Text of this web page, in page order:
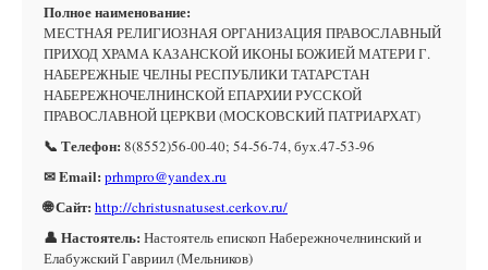
Полное наименование:
МЕСТНАЯ РЕЛИГИОЗНАЯ ОРГАНИЗАЦИЯ ПРАВОСЛАВНЫЙ
ПРИХОД ХРАМА КАЗАНСКОЙ ИКОНЫ БОЖИЕЙ МАТЕРИ Г.
НАБЕРЕЖНЫЕ ЧЕЛНЫ РЕСПУБЛИКИ ТАТАРСТАН
НАБЕРЕЖНОЧЕЛНИНСКОЙ ЕПАРХИИ РУССКОЙ
ПРАВОСЛАВНОЙ ЦЕРКВИ (МОСКОВСКИЙ ПАТРИАРХАТ)
📞 Телефон: 8(8552)56-00-40; 54-56-74, бух.47-53-96
✉ Email: prhmpro@yandex.ru
🌐 Сайт: http://christusnatusest.cerkov.ru/
👤 Настоятель: Настоятель епископ Набережночелнинский и
Елабужский Гавриил (Мельников)